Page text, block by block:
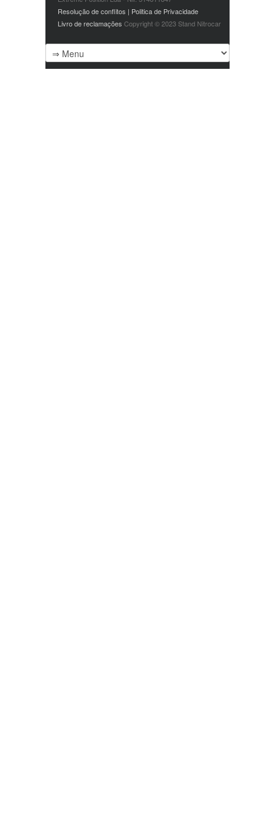
Resolução de conflitos | Politica de Privacidade
Livro de reclamações Copyright © 2023 Stand Nitrocar